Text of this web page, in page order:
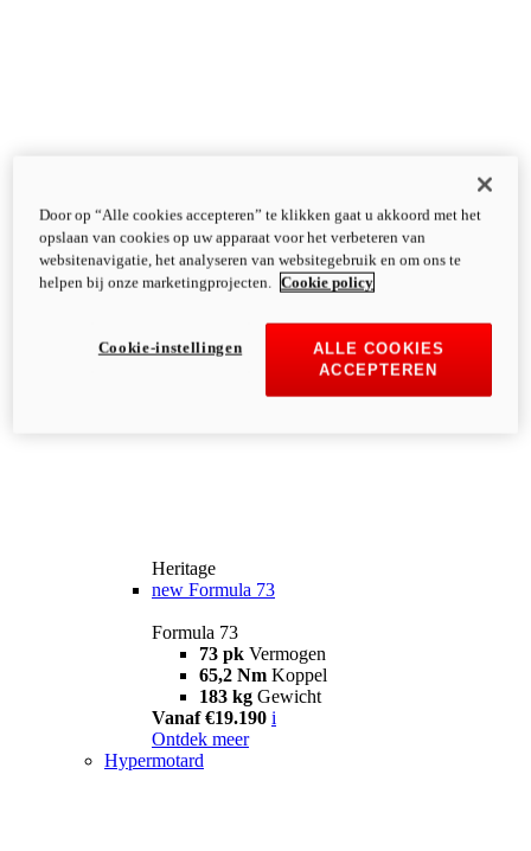
Heritage
new Formula 73
Formula 73
73 pk Vermogen
65,2 Nm Koppel
183 kg Gewicht
Vanaf €19.190 i
Ontdek meer
Hypermotard
Door op “Alle cookies accepteren” te klikken gaat u akkoord met het
opslaan van cookies op uw apparaat voor het verbeteren van
websitenavigatie, het analyseren van websitegebruik en om ons te
helpen bij onze marketingprojecten.
Cookie policy
ALLE COOKIES
ACCEPTEREN
Cookie-instellingen